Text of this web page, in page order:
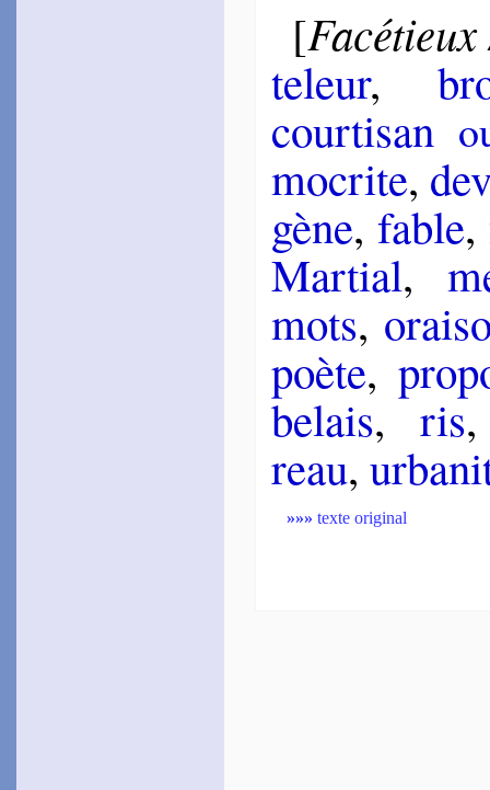
[Facétieux
te­leur,
cour­ti­san
mo­crite,
gène, fable,
Mar­tial,
mots,
poète,
be­lais,ris
reau,
»»» texte original